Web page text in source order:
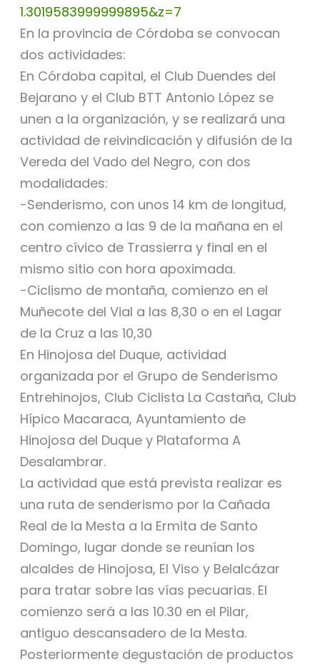
1.3019583999999895&z=7
En la provincia de Córdoba se convocan
dos actividades:
En Córdoba capital, el Club Duendes del
Bejarano y el Club BTT Antonio López se
unen a la organización, y se realizará una
actividad de reivindicación y difusión de la
Vereda del Vado del Negro, con dos
modalidades:
-Senderismo, con unos 14 km de longitud,
con comienzo a las 9 de la mañana en el
centro cívico de Trassierra y final en el
mismo sitio con hora apoximada.
-Ciclismo de montaña, comienzo en el
Muñecote del Vial a las 8,30 o en el Lagar
de la Cruz a las 10,30
En Hinojosa del Duque, actividad
organizada por el Grupo de Senderismo
Entrehinojos, Club Ciclista La Castaña, Club
Hípico Macaraca, Ayuntamiento de
Hinojosa del Duque y Plataforma A
Desalambrar.
La actividad que está prevista realizar es
una ruta de senderismo por la Cañada
Real de la Mesta a la Ermita de Santo
Domingo, lugar donde se reunían los
alcaldes de Hinojosa, El Viso y Belalcázar
para tratar sobre las vías pecuarias. El
comienzo será a las 10.30 en el Pilar,
antiguo descansadero de la Mesta.
Posteriormente degustación de productos